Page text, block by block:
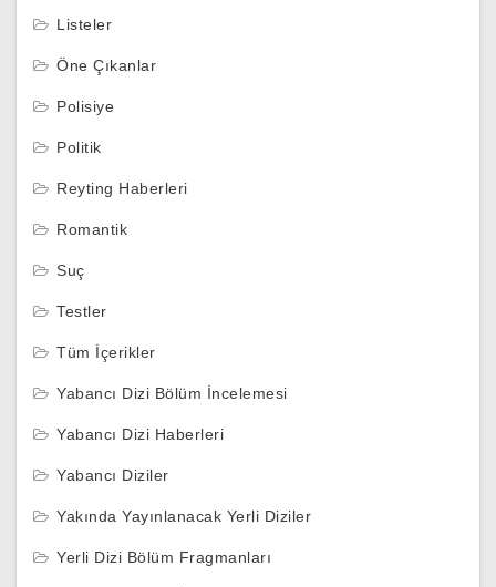
Listeler
Öne Çıkanlar
Polisiye
Politik
Reyting Haberleri
Romantik
Suç
Testler
Tüm İçerikler
Yabancı Dizi Bölüm İncelemesi
Yabancı Dizi Haberleri
Yabancı Diziler
Yakında Yayınlanacak Yerli Diziler
Yerli Dizi Bölüm Fragmanları